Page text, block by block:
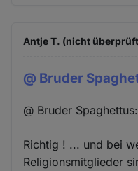
Antje T. (nicht
@ Bruder
@ Bruder Spaghettus:
Richtig ! ... und bei
Religionsmitglieder